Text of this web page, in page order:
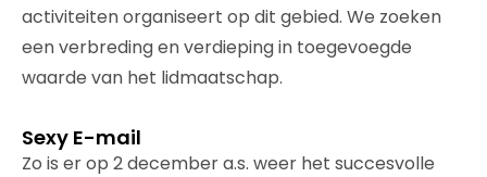
activiteiten organiseert op dit gebied. We zoeken
een verbreding en verdieping in toegevoegde
waarde van het lidmaatschap.
Sexy E-mail
Zo is er op 2 december a.s. weer het succesvolle